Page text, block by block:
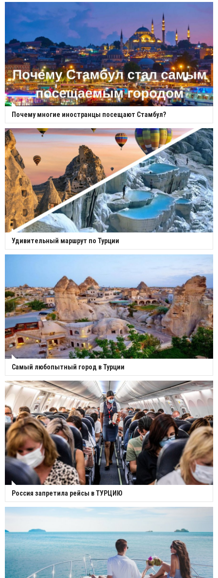
Почему многие иностранцы посещают Стамбул?
Удивительный маршрут по Турции
Самый любопытный город в Турции
Россия запретила рейсы в ТУРЦИЮ